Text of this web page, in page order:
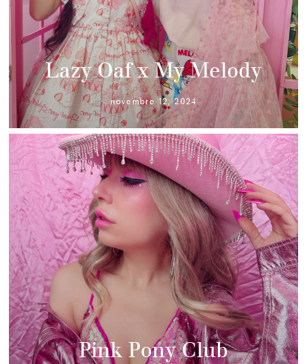
Lazy Oaf x My Melody
novembre 12, 2024
Pink Pony Club